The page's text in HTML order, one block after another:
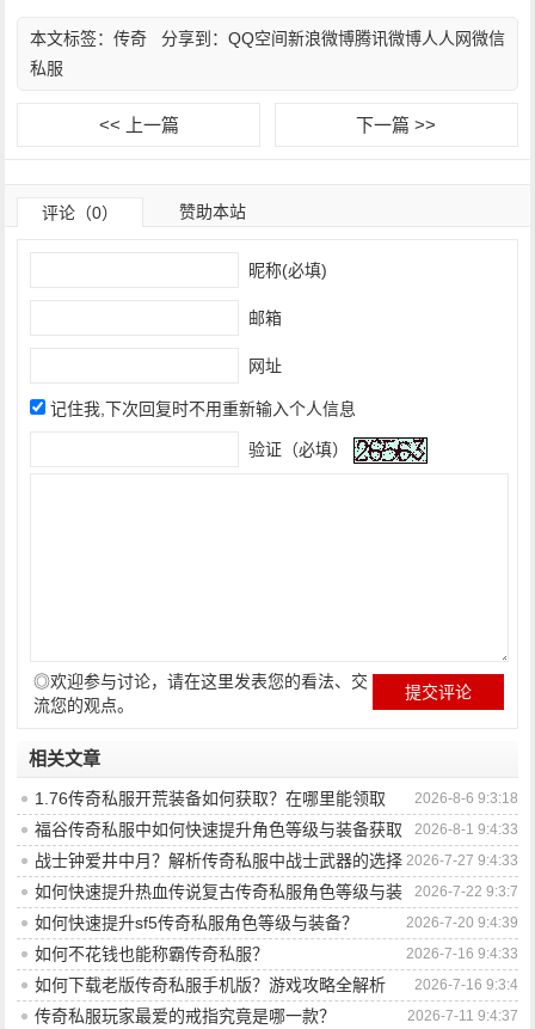
分享到： QQ空间新浪微博腾讯微博人人网微信
本文标签：传奇
私服
<< 上一篇 下一篇 >>
评论（0） 赞助本站
昵称(必填)
邮箱
网址
记住我,下次回复时不用重新输入个人信息
验证（必填）
◎欢迎参与讨论，请在这里发表您的看法、交
流您的观点。
相关文章
2026-8-6 9:3:18
1.76传奇私服开荒装备如何获取？在哪里能领取
到？
2026-8-1 9:4:33
福谷传奇私服中如何快速提升角色等级与装备获取
效率？
2026-7-27 9:4:33
战士钟爱井中月？解析传奇私服中战士武器的选择
奥秘
2026-7-22 9:3:7
如何快速提升热血传说复古传奇私服角色等级与装
备战力？
2026-7-20 9:4:39
如何快速提升sf5传奇私服角色等级与装备？
2026-7-16 9:4:33
如何不花钱也能称霸传奇私服？
2026-7-16 9:3:4
如何下载老版传奇私服手机版？游戏攻略全解析
2026-7-11 9:4:37
传奇私服玩家最爱的戒指究竟是哪一款？